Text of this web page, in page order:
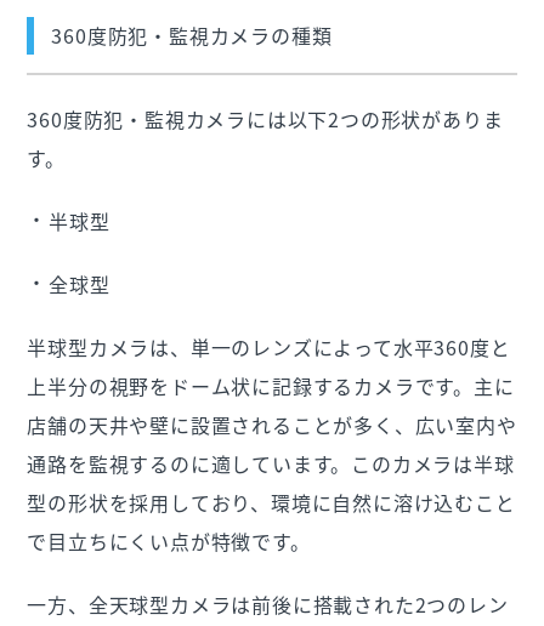
360度防犯・監視カメラの種類
360度防犯・監視カメラには以下2つの形状がありま
す。
半球型
全球型
半球型カメラは、単一のレンズによって水平360度と
上半分の視野をドーム状に記録するカメラです。主に
店舗の天井や壁に設置されることが多く、広い室内や
通路を監視するのに適しています。このカメラは半球
型の形状を採用しており、環境に自然に溶け込むこと
で目立ちにくい点が特徴です。
一方、全天球型カメラは前後に搭載された2つのレン